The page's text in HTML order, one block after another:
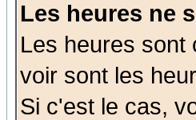
Les heures ne
Les heures sont
voir sont les
Si c'est le cas,